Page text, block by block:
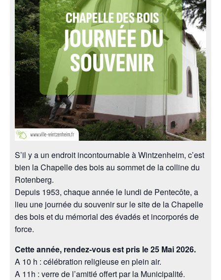
S’il y a un endroit incontournable à Wintzenheim, c’est
bien la Chapelle des bois au sommet de la colline du
Rotenberg.
Depuis 1953, chaque année le lundi de Pentecôte, a
lieu une journée du souvenir sur le site de la Chapelle
des bois et du mémorial des évadés et incorporés de
force.
Cette année, rendez-vous est pris le 25 Mai 2026.
A 10 h : célébration religieuse en plein air.
A 11h : verre de l’amitié offert par la Municipalité.